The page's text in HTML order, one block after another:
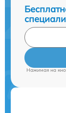
Нажимая на